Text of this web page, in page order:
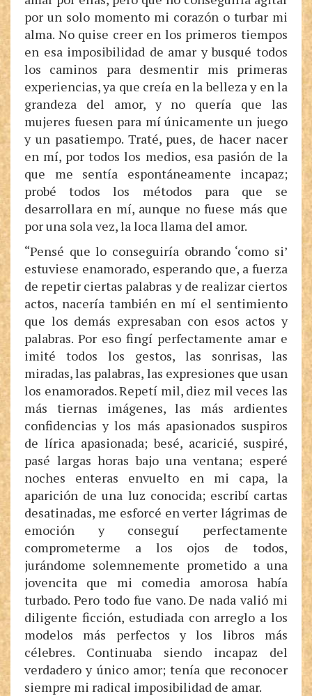
por un solo momento mi corazón o turbar mi
alma. No quise creer en los primeros tiempos
en esa imposibilidad de amar y busqué todos
los caminos para desmentir mis primeras
experiencias, ya que creía en la belleza y en la
grandeza del amor, y no quería que las
mujeres fuesen para mí únicamente un juego
y un pasatiempo. Traté, pues, de hacer nacer
en mí, por todos los medios, esa pasión de la
que me sentía espontáneamente incapaz;
probé todos los métodos para que se
desarrollara en mí, aunque no fuese más que
por una sola vez, la loca llama del amor.
“Pensé que lo conseguiría obrando ‘como si’
estuviese enamorado, esperando que, a fuerza
de repetir ciertas palabras y de realizar ciertos
actos, nacería también en mí el sentimiento
que los demás expresaban con esos actos y
palabras. Por eso fingí perfectamente amar e
imité todos los gestos, las sonrisas, las
miradas, las palabras, las expresiones que usan
los enamorados. Repetí mil, diez mil veces las
más tiernas imágenes, las más ardientes
confidencias y los más apasionados suspiros
de lírica apasionada; besé, acaricié, suspiré,
pasé largas horas bajo una ventana; esperé
noches enteras envuelto en mi capa, la
aparición de una luz conocida; escribí cartas
desatinadas, me esforcé en verter lágrimas de
emoción y conseguí perfectamente
comprometerme a los ojos de todos,
jurándome solemnemente prometido a una
jovencita que mi comedia amorosa había
turbado. Pero todo fue vano. De nada valió mi
diligente ficción, estudiada con arreglo a los
modelos más perfectos y los libros más
célebres. Continuaba siendo incapaz del
verdadero y único amor; tenía que reconocer
siempre mi radical imposibilidad de amar.